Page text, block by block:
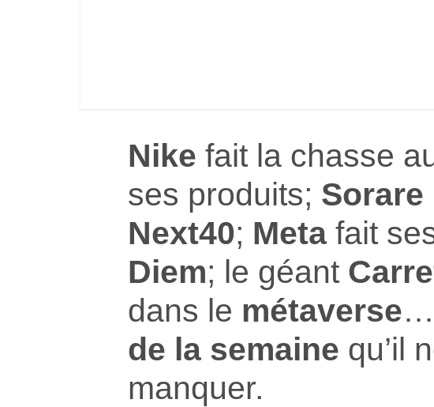
Nike fait la chasse
ses produits; Sorare
Next40; Meta fait
Diem; le géant
dans le métaverse…
de la semaine qu’il
manquer.